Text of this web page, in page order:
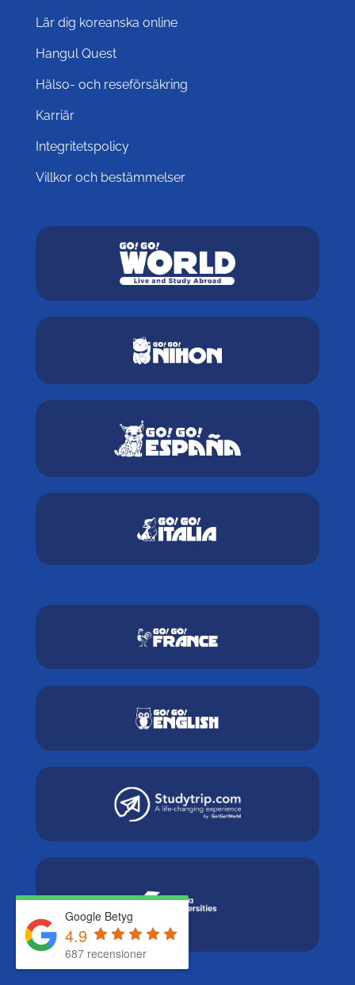
Google Betyg
4.9
687 recensioner
Lär dig koreanska online
Hangul Quest
Hälso- och reseförsäkring
Karriär
Integritetspolicy
Villkor och bestämmelser